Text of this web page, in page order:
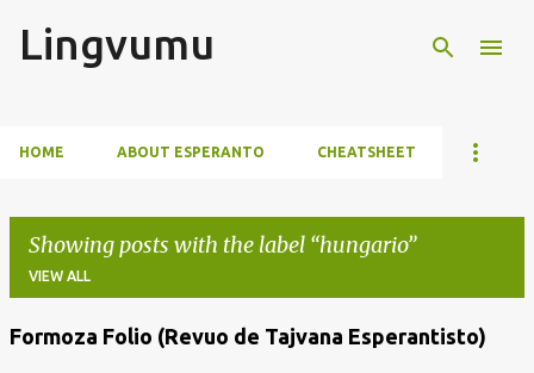
Lingvumu
HOME ABOUT ESPERANTO CHEATSHEET
Showing posts with the label hungario
VIEW ALL
Formoza Folio (Revuo de Tajvana Esperantisto)